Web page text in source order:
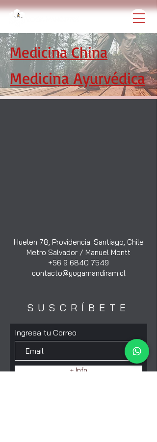
Medicina China
Medicina Ayurvédica
Huelen 78, Providencia. Santiago, Chile
Metro Salvador / Manuel Montt
+56 9 6840 7549
contacto@yogamandiram.cl
SUSCRÍBETE
Ingresa tu Correo
+ Info